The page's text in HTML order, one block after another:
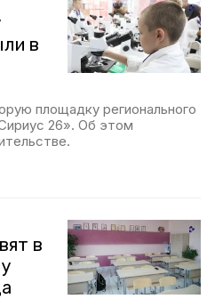
в
площадку регионального
26». Об этом
в